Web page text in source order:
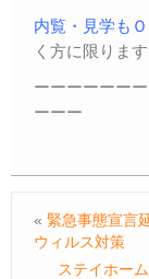
内覧・見学も
く方に限ります
ーーーーーー
ーーー
« 緊急事態宣言
ウィルス対策
ステイホー